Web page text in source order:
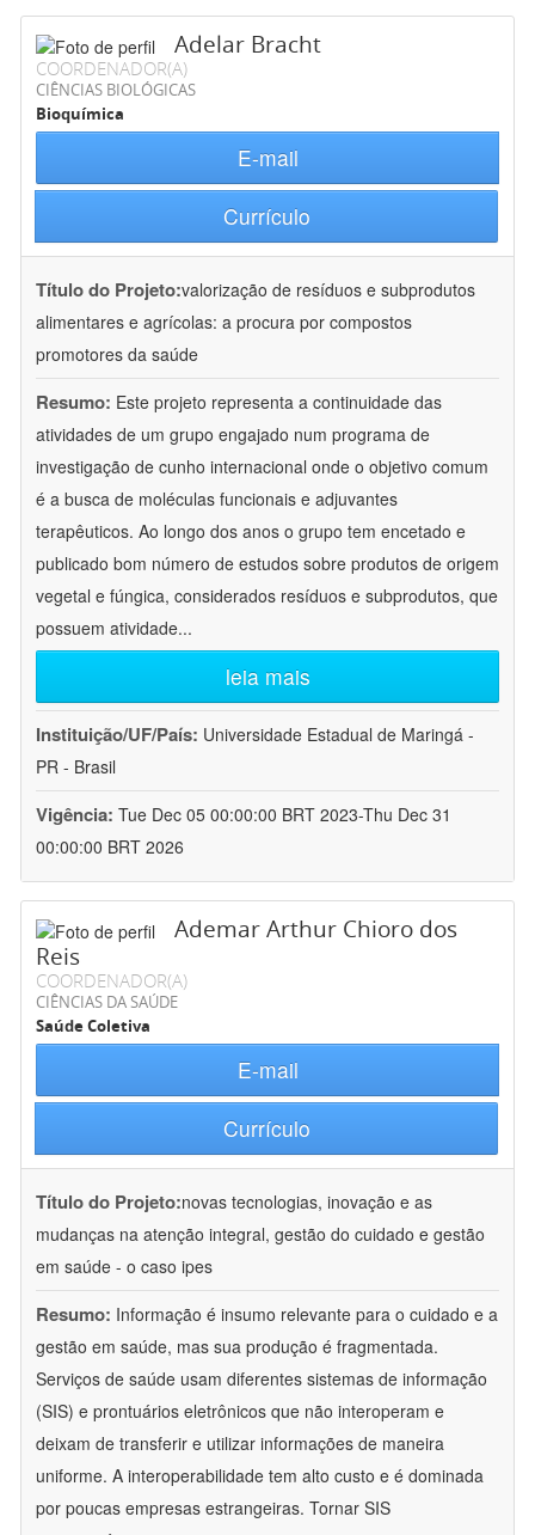
Adelar Bracht
COORDENADOR(A)
CIÊNCIAS BIOLÓGICAS
Bioquímica
E-mail
Currículo
Título do Projeto:valorização de resíduos e subprodutos
alimentares e agrícolas: a procura por compostos
promotores da saúde
Resumo: Este projeto representa a continuidade das
atividades de um grupo engajado num programa de
investigação de cunho internacional onde o objetivo comum
é a busca de moléculas funcionais e adjuvantes
terapêuticos. Ao longo dos anos o grupo tem encetado e
publicado bom número de estudos sobre produtos de origem
vegetal e fúngica, considerados resíduos e subprodutos, que
possuem atividade...
leia mais
Instituição/UF/País: Universidade Estadual de Maringá -
PR - Brasil
Vigência: Tue Dec 05 00:00:00 BRT 2023-Thu Dec 31
00:00:00 BRT 2026
Ademar Arthur Chioro dos
Reis
COORDENADOR(A)
CIÊNCIAS DA SAÚDE
Saúde Coletiva
E-mail
Currículo
Título do Projeto:novas tecnologias, inovação e as
mudanças na atenção integral, gestão do cuidado e gestão
em saúde - o caso ipes
Resumo: Informação é insumo relevante para o cuidado e a
gestão em saúde, mas sua produção é fragmentada.
Serviços de saúde usam diferentes sistemas de informação
(SIS) e prontuários eletrônicos que não interoperam e
deixam de transferir e utilizar informações de maneira
uniforme. A interoperabilidade tem alto custo e é dominada
por poucas empresas estrangeiras. Tornar SIS